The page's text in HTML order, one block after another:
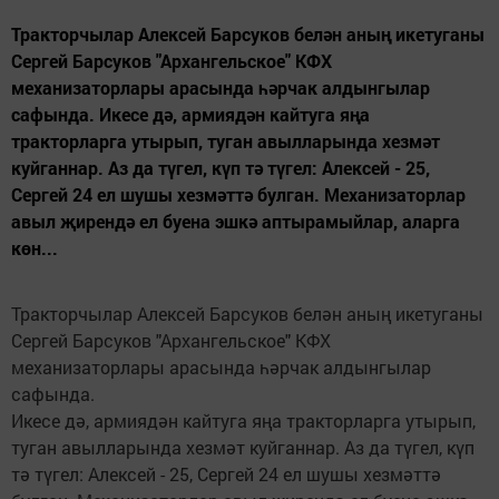
Тракторчылар Алексей Барсуков белән аның икетуганы
Сергей Барсуков "Архангельское" КФХ
механизаторлары арасында һәрчак алдынгылар
сафында. Икесе дә, армиядән кайтуга яңа
тракторларга утырып, туган авылларында хезмәт
куйганнар. Аз да түгел, күп тә түгел: Алексей - 25,
Сергей 24 ел шушы хезмәттә булган. Механизаторлар
авыл җирендә ел буена эшкә аптырамыйлар, аларга
көн...
Тракторчылар Алексей Барсуков белән аның икетуганы
Сергей Барсуков "Архангельское" КФХ
механизаторлары арасында һәрчак алдынгылар
сафында.
Икесе дә, армиядән кайтуга яңа тракторларга утырып,
туган авылларында хезмәт куйганнар. Аз да түгел, күп
тә түгел: Алексей - 25, Сергей 24 ел шушы хезмәттә